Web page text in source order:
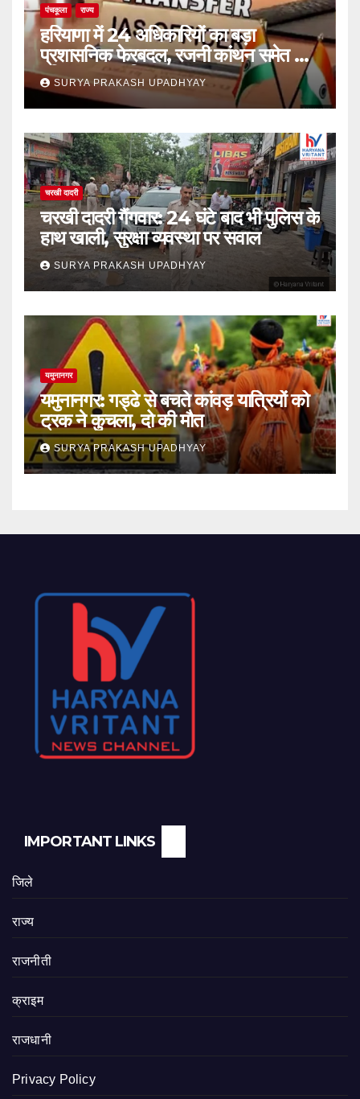
पंचकूला राज्य
हरियाणा में 24 अधिकारियों का बड़ा
प्रशासनिक फेरबदल, रजनी कांथन समेत कई
वरिष्ठ IAS शामिल
SURYA PRAKASH UPADHYAY
चरखी दादरी
चरखी दादरी गैंगवार: 24 घंटे बाद भी पुलिस के
हाथ खाली, सुरक्षा व्यवस्था पर सवाल
SURYA PRAKASH UPADHYAY
यमुनानगर
यमुनानगर: गड्ढे से बचते कांवड़ यात्रियों को
ट्रक ने कुचला, दो की मौत
SURYA PRAKASH UPADHYAY
IMPORTANT LINKS
जिले
राज्य
राजनीती
क्राइम
राजधानी
Privacy Policy